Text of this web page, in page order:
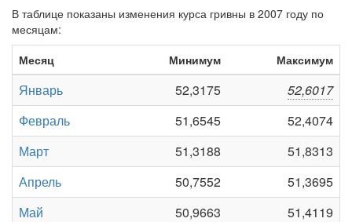
В таблице показаны изменения курса гривны в 2007 году по
месяцам:
Месяц
Минимум Максимум
Январь 52,3175
52,6017
Февраль
51,6545
52,4074
Март
51,3188
51,8313
Апрель
50,7552
51,3695
Май
50,9663
51,4119